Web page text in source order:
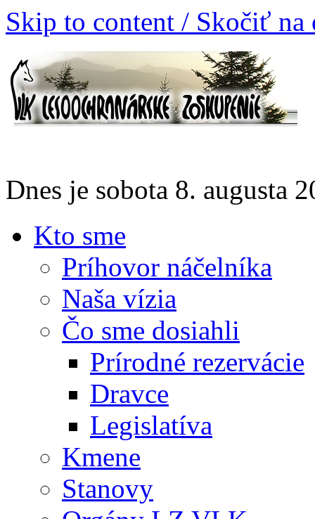
Skip to content / Skočiť na
Dnes je sobota 8. augusta
Kto sme
Príhovor náčelníka
Naša vízia
Čo sme dosiahli
Prírodné rezervácie
Dravce
Legislatíva
Kmene
Stanovy